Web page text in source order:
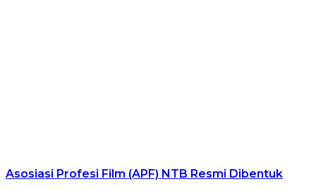
Asosiasi Profesi Film (APF) NTB Resmi Dibentuk